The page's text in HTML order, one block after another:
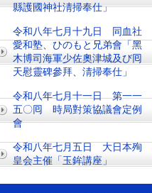
縣護國神社淸掃奉仕」
令和八年七月十九日 同血社
愛和塾、ひのもと兄弟會「黑
木博司海軍少佐奧津城及び囘
天慰靈碑參拜、淸掃奉仕」
令和八年七月十一日 第一一
五〇囘 時局對策協議會定例
會
令和八年七月五日 大日本殉
皇会主催「玉鉾講座」